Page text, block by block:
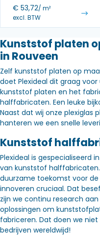
€ 53,72/ m²
excl. BTW
Kunststof platen
in Rouveen
Zelf kunststof platen op
doet Plexideal dit graag
kunststof platen en het
halffabricaten. Een leuke
Naast dat wij onze plexiglas
hanteren we een snelle
Kunststof
Plexideal is gespecialiseerd
van kunststof
duurzame toekomst voor
innoveren cruciaal. Dat
zijn we continu research
oplossingen om
fabriceren. Dat doen we
bedrijven wereldwijd!